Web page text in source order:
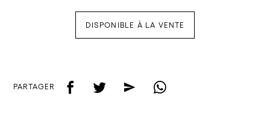
DISPONIBLE À LA VENTE
PARTAGER f t e w